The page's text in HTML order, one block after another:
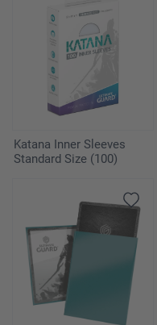
Katana Inner Sleeves
Standard Size (100)